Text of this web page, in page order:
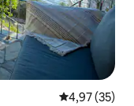
4,97 (35)